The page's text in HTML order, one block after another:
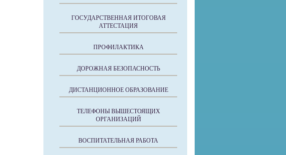
ГОСУДАРСТВЕННАЯ ИТОГОВАЯ
АТТЕСТАЦИЯ
ПРОФИЛАКТИКА
ДОРОЖНАЯ БЕЗОПАСНОСТЬ
ДИСТАНЦИОННОЕ ОБРАЗОВАНИЕ
ТЕЛЕФОНЫ ВЫШЕСТОЯЩИХ
ОРГАНИЗАЦИЙ
ВОСПИТАТЕЛЬНАЯ РАБОТА